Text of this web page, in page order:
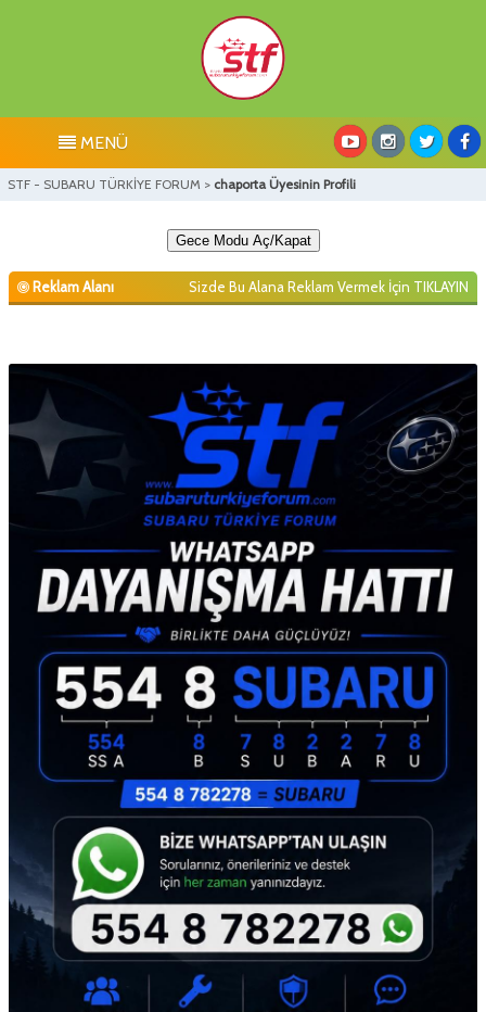
MENÜ
STF - SUBARU TÜRKİYE FORUM > chaporta Üyesinin Profili
Gece Modu Aç/Kapat
Reklam Alanı Sizde Bu Alana Reklam Vermek İçin TIKLAYIN